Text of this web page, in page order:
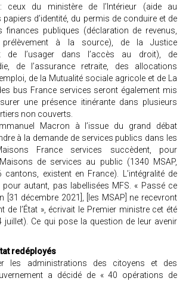
ceux du ministère de l’Intérieur (aide au
papiers d’identité, du permis de conduire et de
finances publiques (déclaration de revenus,
prélèvement à la source), de la Justice
de l’usager dans l’accès au droit), de
de l’assurance retraite, des allocations
de la Mutualité sociale agricole et de La
bus France services seront également mis
une présence itinérante dans plusieurs
non couverts.
Macron à l’issue du grand débat
à la demande de services publics dans les
France services succèdent, pour
de services au public (1340 MSAP,
existent en France). L’intégralité de
autant, pas labellisées MFS. « Passé ce
[31 décembre 2021], [les MSAP] ne recevront
de l’État », écrivait le Premier ministre cet été
juillet). Ce qui pose la question de leur avenir
redéployés
les administrations des citoyens et des
a décidé de « 40 opérations de